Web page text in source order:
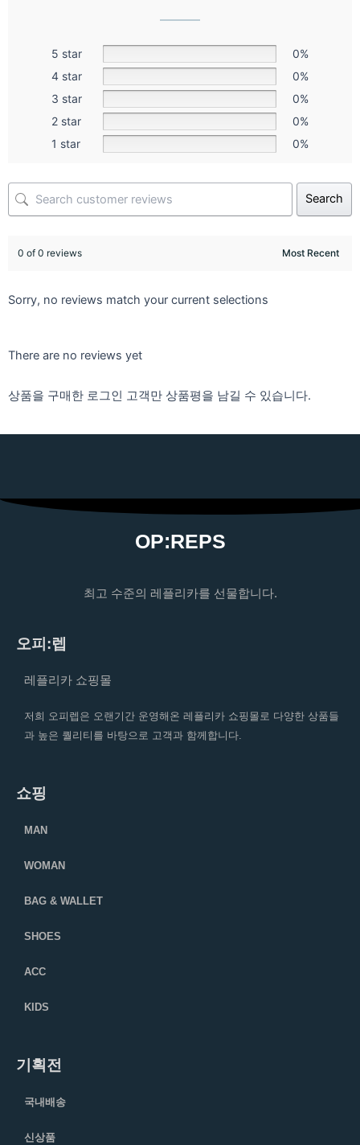
5 star
0%
4 star
0%
3 star
0%
2 star
0%
1 star
0%
Search
0 of 0 reviews
Sorry, no reviews match your current selections
There are no reviews yet
상품을 구매한 로그인 고객만 상품평을 남길 수 있습니다.
OP:REPS
최고 수준의 레플리카를 선물합니다.
오피:렙
레플리카 쇼핑몰
저희 오피렙은 오랜기간 운영해온 레플리카 쇼핑몰로 다양한 상품들
과 높은 퀄리티를 바탕으로 고객과 함께합니다.
쇼핑
MAN
WOMAN
BAG & WALLET
SHOES
ACC
KIDS
기획전
국내배송
신상품